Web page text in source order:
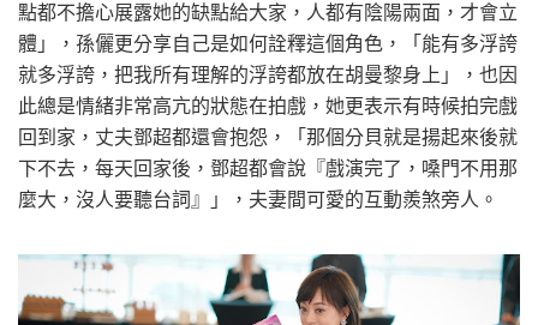
點都不擔心展露她的缺點給大家，人都有陰陽兩面，才會立
體」，孫儷更分享自己是如何詮釋這個角色，「能有多浮誇
就多浮誇，把我所有理解的浮誇都放在胡曼黎身上」，也因
此總是情緒非常高亢的狀態在拍戲，她更表示有時候拍完戲
回到家，丈夫鄧超都還會抱怨，「那個分貝就是揚起來後就
下不去，每天回家後，鄧超都會說『戲演完了，嗓門不用那
麼大，沒人要聽台詞』」，夫妻間可愛的互動羨煞旁人。